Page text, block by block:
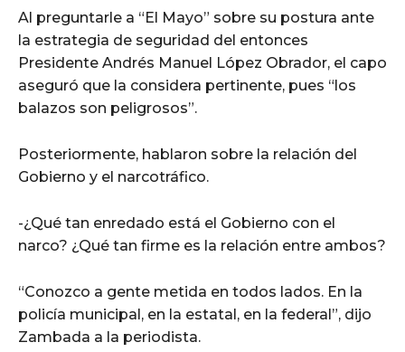
Al preguntarle a “El Mayo” sobre su postura ante
la estrategia de seguridad del entonces
Presidente Andrés Manuel López Obrador, el capo
aseguró que la considera pertinente, pues “los
balazos son peligrosos”.
Posteriormente, hablaron sobre la relación del
Gobierno y el narcotráfico.
-¿Qué tan enredado está el Gobierno con el
narco? ¿Qué tan firme es la relación entre ambos?
“Conozco a gente metida en todos lados. En la
policía municipal, en la estatal, en la federal”, dijo
Zambada a la periodista.